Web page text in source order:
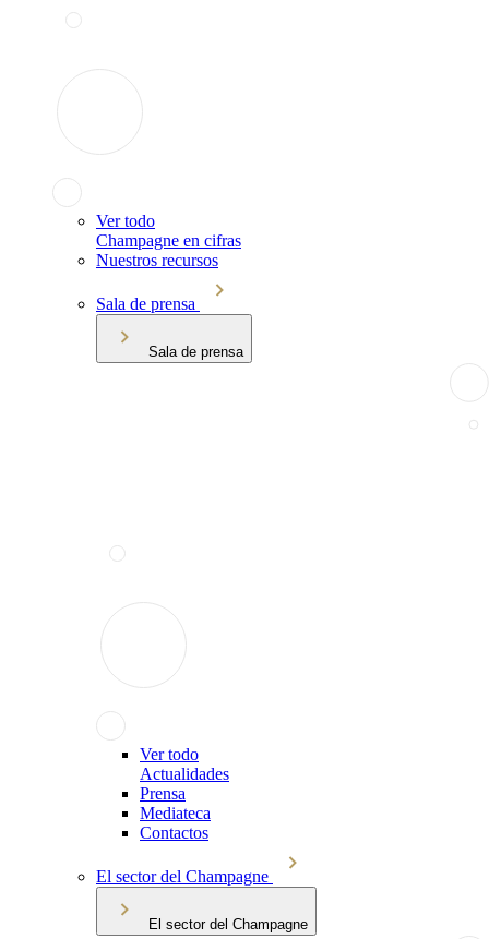
Ver todo
Champagne en cifras
Nuestros recursos
Sala de prensa
Sala de prensa
Ver todo
Actualidades
Prensa
Mediateca
Contactos
El sector del Champagne
El sector del Champagne